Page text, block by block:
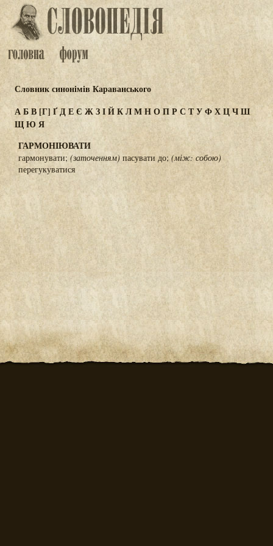
Словник синонімів Караванського
АБВ[Г] ҐДЕЄ ЖЗІЙКЛМНОПР С ТУФХЦЧШ
ЩЮ Я
ГАРМОНІЮВАТИ
гармонувати; (заточенням) пасувати до;(між: собою)
перегукуватися